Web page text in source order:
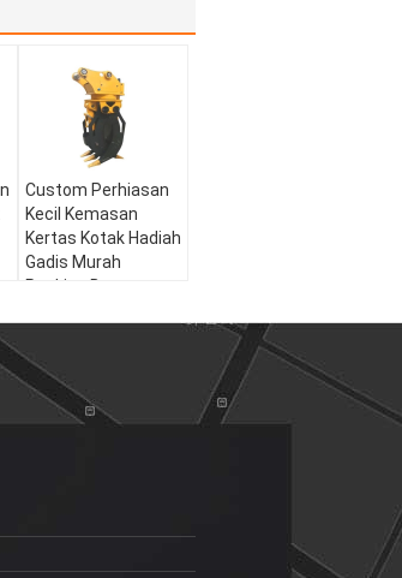
Custom Perhiasan
Kecil Kemasan
Kertas Kotak Hadiah
Gadis Murah
Packing Box